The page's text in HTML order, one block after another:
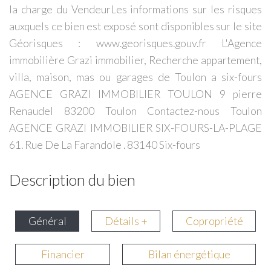
la charge du VendeurLes informations sur les risques
auxquels ce bien est exposé sont disponibles sur le site
Géorisques : www.georisques.gouv.fr L'Agence
immobilière Grazi immobilier, Recherche appartement,
villa, maison, mas ou garages de Toulon a six-fours
AGENCE GRAZI IMMOBILIER TOULON 9 pierre
Renaudel 83200 Toulon Contactez-nous Toulon
AGENCE GRAZI IMMOBILIER SIX-FOURS-LA-PLAGE
61. Rue De La Farandole . 83140 Six-fours
Description du bien
Général Détails + Copropriété
Financier Bilan énergétique